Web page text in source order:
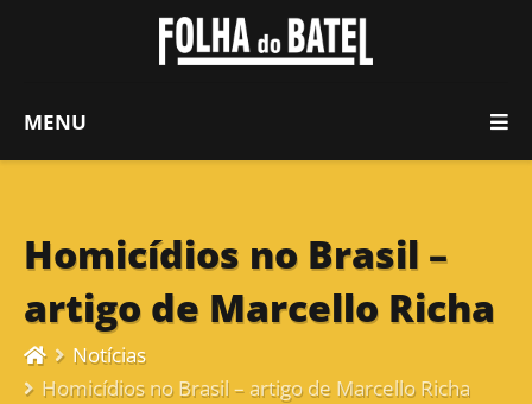
MENU
Homicídios no Brasil –
artigo de Marcello Richa
Notícias
Homicídios no Brasil – artigo de Marcello Richa